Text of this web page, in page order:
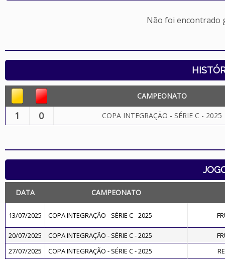
Não foi encontrado
CAMPEONATO
1 0 COPA INTEGRAÇÃO - SÉRIE C - 2025
DATA CAMPEONATO
13/07/2025 COPA INTEGRAÇÃO - SÉRIE C - 2025
20/07/2025 COPA INTEGRAÇÃO - SÉRIE C - 2025
27/07/2025
COPA INTEGRAÇÃO - SÉRIE C - 2025